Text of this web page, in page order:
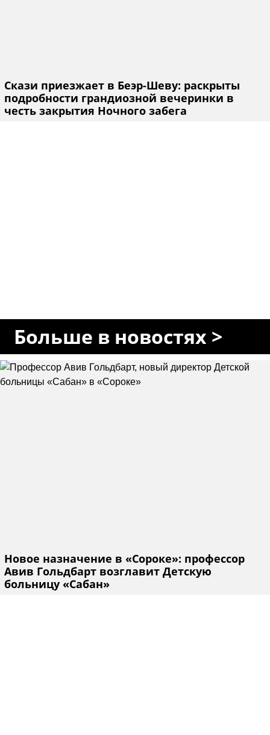
Скази приезжает в Беэр-Шеву: раскрыты
подробности грандиозной вечеринки в
честь закрытия Ночного забега
Больше в новостях >
Новое назначение в «Сороке»: профессор
Авив Гольдбарт возглавит Детскую
больницу «Сабан»